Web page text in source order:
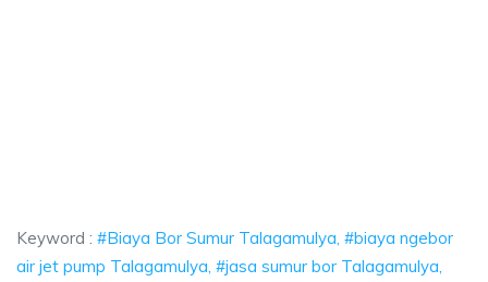
Keyword : #Biaya Bor Sumur Talagamulya, #biaya ngebor
air jet pump Talagamulya, #jasa sumur bor Talagamulya,